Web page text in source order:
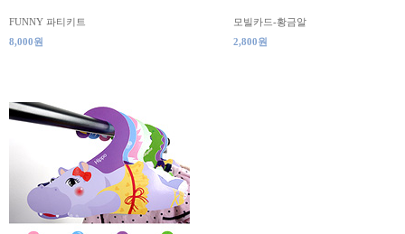
FUNNY 파티키트
8,000원
모빌카드-황금알
2,800원